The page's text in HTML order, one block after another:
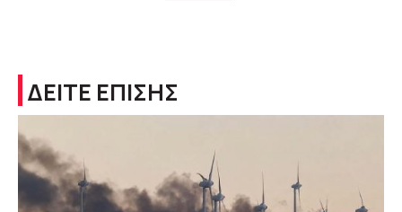
ΔΕΙΤΕ ΕΠΙΣΗΣ